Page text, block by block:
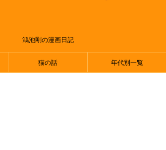
鴻池剛の漫画日記
猫の話 年代別一覧